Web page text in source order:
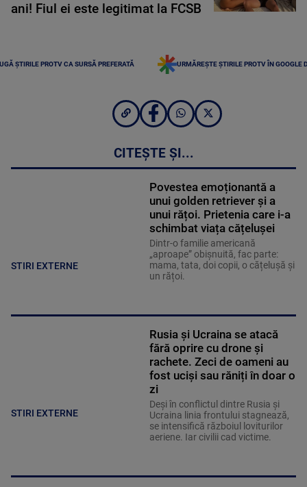
ani! Fiul ei este legitimat la FCSB
ȘTIRILE PROTV CA SURSĂ PREFERATĂ URMĂREȘTE ȘTIRILE PROTV ÎN GOOGLE
CITEȘTE ȘI...
STIRI EXTERNE
Povestea emoționantă a
unui golden retriever și a
unui rățoi. Prietenia care i-a
schimbat viața cățelușei
Dintr-o familie americană
„aproape” obișnuită, fac parte:
mama, tata, doi copii, o cățelușă și
un rățoi.
STIRI EXTERNE
Rusia și Ucraina se atacă
fără oprire cu drone și
rachete. Zeci de oameni au
fost uciși sau răniți în doar o
zi
Deși în conflictul dintre Rusia și
Ucraina linia frontului stagnează,
se intensifică războiul loviturilor
aeriene. Iar civilii cad victime.